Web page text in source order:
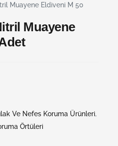
Muayene Eldiveni M 50
Muayene
Ve Nefes Koruma Ürünleri,
Örtüleri